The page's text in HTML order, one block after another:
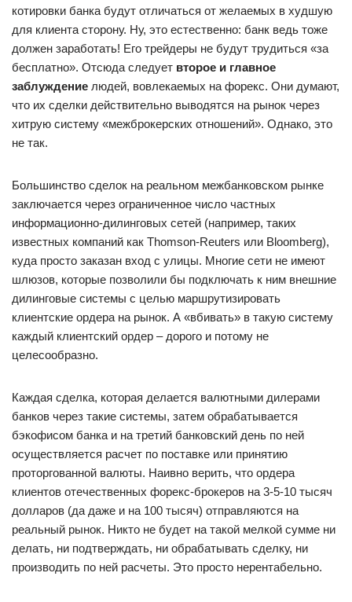
котировки банка будут отличаться от желаемых в худшую
для клиента сторону. Ну, это естественно: банк ведь тоже
должен заработать! Его трейдеры не будут трудиться «за
бесплатно». Отсюда следует второе и главное
заблуждение людей, вовлекаемых на форекс. Они думают,
что их сделки действительно выводятся на рынок через
хитрую систему «межброкерских отношений». Однако, это
не так.
Большинство сделок на реальном межбанковском рынке
заключается через ограниченное число частных
информационно-дилинговых сетей (например, таких
известных компаний как Thomson-Reuters или Bloomberg),
куда просто заказан вход с улицы. Многие сети не имеют
шлюзов, которые позволили бы подключать к ним внешние
дилинговые системы с целью маршрутизировать
клиентские ордера на рынок. А «вбивать» в такую систему
каждый клиентский ордер – дорого и потому не
целесообразно.
Каждая сделка, которая делается валютными дилерами
банков через такие системы, затем обрабатывается
бэкофисом банка и на третий банковский день по ней
осуществляется расчет по поставке или принятию
проторгованной валюты. Наивно верить, что ордера
клиентов отечественных форекс-брокеров на 3-5-10 тысяч
долларов (да даже и на 100 тысяч) отправляются на
реальный рынок. Никто не будет на такой мелкой сумме ни
делать, ни подтверждать, ни обрабатывать сделку, ни
производить по ней расчеты. Это просто нерентабельно.